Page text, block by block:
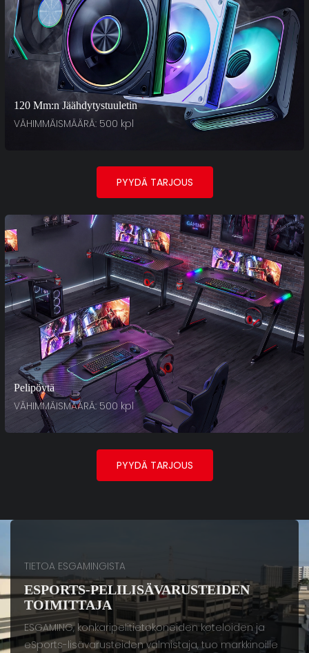
120 Mm:n Jäähdytystuuletin
VÄHIMMÄISMÄÄRÄ: 500 kpl
PYYDÄ TARJOUS
Pelipöytä
VÄHIMMÄISMÄÄRÄ: 500 kpl
PYYDÄ TARJOUS
TIETOA ESGAMINGISTA
ESPORTS-PELILISÄVARUSTEIDEN
TOIMITTAJA
ESGAMING, konkaripelitietokoneiden koteloiden ja
eSports-lisävarusteiden valmistaja, tuo markkinoille